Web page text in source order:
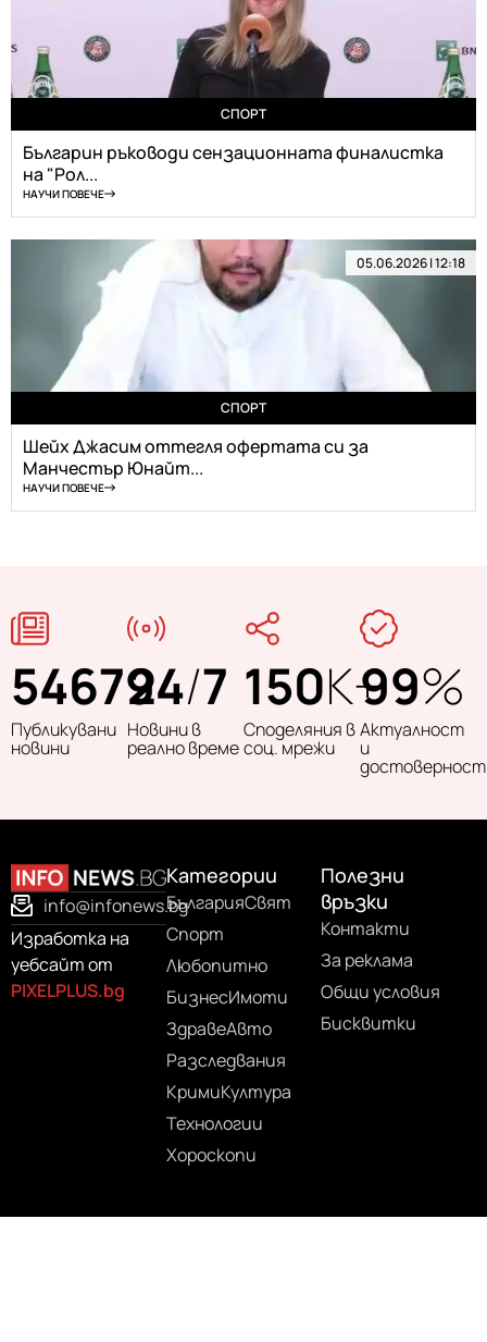
СПОРТ
Българин ръководи сензационната финалистка
на "Рол...
НАУЧИ ПОВЕЧЕ
05.06.2026 | 12:18
СПОРТ
Шейх Джасим оттегля офертата си за
Манчестър Юнайт...
НАУЧИ ПОВЕЧЕ
54679
Публикувани
новини
24/7
Новини в
реално време
150K+
Споделяния в
соц. мрежи
99%
Актуалност
и
достоверност
info@infonews.bg
Изработка на
уебсайт от
PIXELPLUS.bg
Категории
БългарияСвят
Спорт
Любопитно
БизнесИмоти
ЗдравеАвто
Разследвания
КримиКултура
Технологии
Хороскопи
Полезни
връзки
Контакти
За реклама
Общи условия
Бисквитки